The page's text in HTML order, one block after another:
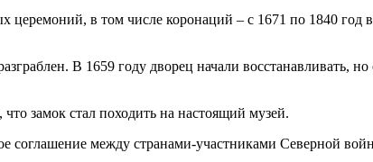
церемоний, в том числе коронаций – с 1671 по 1840 год
В 1659 году дворец начали восстанавливать,
замок стал походить на настоящий музей.
соглашение между странами-участниками Северной